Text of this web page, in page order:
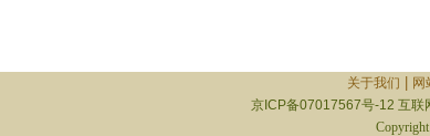
关于我们 网
京ICP备07017567号-12 互联